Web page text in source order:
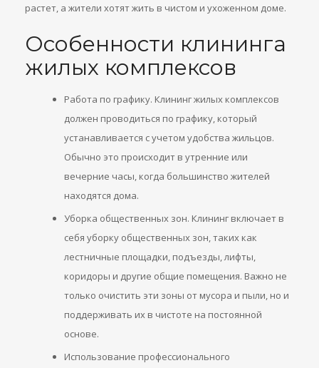
растет, а жители хотят жить в чистом и ухоженном доме.
Особенности клининга
жилых комплексов
Работа по графику. Клининг жилых комплексов
должен проводиться по графику, который
устанавливается с учетом удобства жильцов.
Обычно это происходит в утренние или
вечерние часы, когда большинство жителей
находятся дома.
Уборка общественных зон. Клининг включает в
себя уборку общественных зон, таких как
лестничные площадки, подъезды, лифты,
коридоры и другие общие помещения. Важно не
только очистить эти зоны от мусора и пыли, но и
поддерживать их в чистоте на постоянной
основе.
Использование профессионального